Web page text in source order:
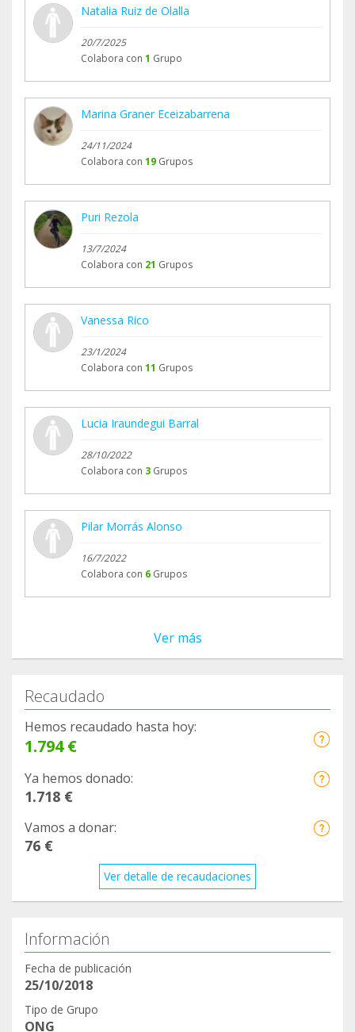
Natalia Ruiz de Olalla
20/7/2025
Colabora con 1 Grupo
Marina Graner Eceizabarrena
24/11/2024
Colabora con 19 Grupos
Puri Rezola
13/7/2024
Colabora con 21 Grupos
Vanessa Rico
23/1/2024
Colabora con 11 Grupos
Lucia Iraundegui Barral
28/10/2022
Colabora con 3 Grupos
Pilar Morrás Alonso
16/7/2022
Colabora con 6 Grupos
Ver más
Recaudado
Hemos recaudado hasta hoy:
1.794 €
Ya hemos donado:
1.718 €
Vamos a donar:
76 €
Ver detalle de recaudaciones
Información
Fecha de publicación
25/10/2018
Tipo de Grupo
ONG